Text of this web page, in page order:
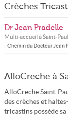
Crèches
Dr Jean Pradelle
Multi-accueil àSaint-
Chemin du Docteur Jean
AlloCreche à
AlloCreche Saint-
des crèches et
tricastins possède